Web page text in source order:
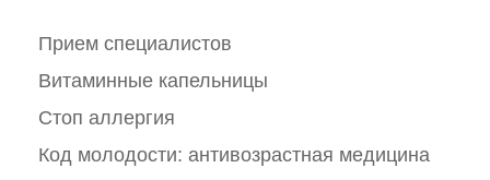
Прием специалистов
Витаминные капельницы
Стоп аллергия
Код молодости: антивозрастная медицина